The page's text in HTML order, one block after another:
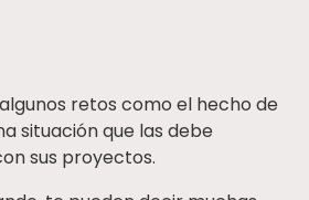
retos como el hecho de
situación que las debe
sus proyectos.